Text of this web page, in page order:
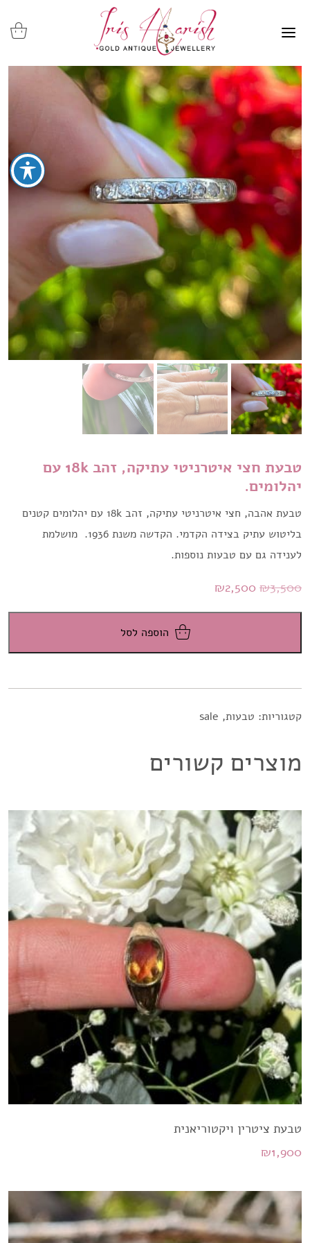
טבעת חצי איטרניטי עתיקה, זהב 18k עם
יהלומים.
טבעת אהבה, חצי איטרניטי עתיקה, זהב 18k עם יהלומים קטנים
בליטוש עתיק בצידה הקדמי. הקדשה משנת 1936. מושלמת
לענידה גם עם טבעות נוספות.
₪3,500
המחיר
המקורי
₪3,500.
₪2,500 המחיר
הנוכחי
₪2,500.
הוספה לסל
קטגוריות: טבעות,
sale
מוצרים קשורים
טבעת ציטרין ויקטוריאנית
₪1,900